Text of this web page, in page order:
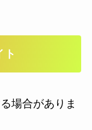
ト
場合がありま